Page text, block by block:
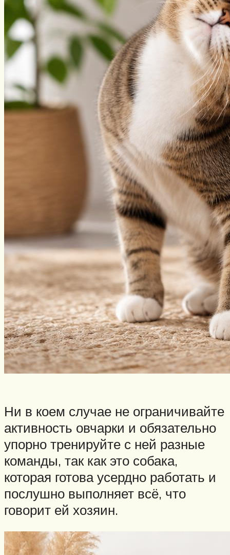
Ни в коем случае не ограничивайте
активность овчарки и обязательно
упорно тренируйте с ней разные
команды, так как это собака,
которая готова усердно работать и
послушно выполняет всё, что
говорит ей хозяин.